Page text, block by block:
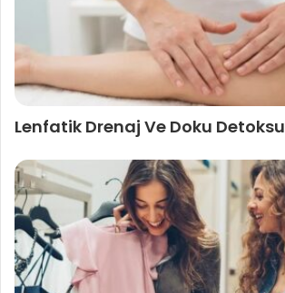
Lenfatik Drenaj Ve Doku Detoksu